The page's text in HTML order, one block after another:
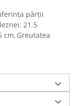
părții
21.5
cm, Greutatea